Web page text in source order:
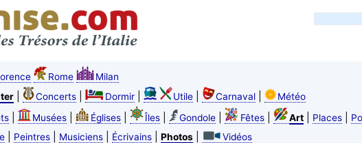
Rome
Milan
| Concerts| Dormir| Utile| Carnaval|
Météo
| Musées| Églises| Îles| Gondole| Fêtes| Art| Places|
| Peintres| Musiciens| Écrivains| Photos| Vidéos